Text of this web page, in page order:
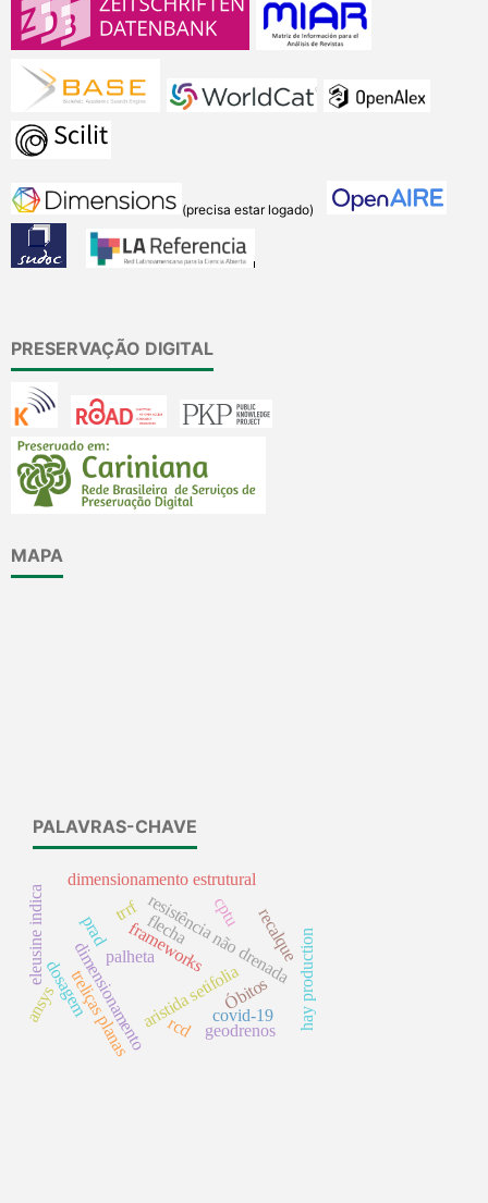
(precisa estar logado)
PRESERVAÇÃO DIGITAL
MAPA
PALAVRAS-CHAVE
frameworks
aristida setifolia
dimensionamento
treliças planas
cptu
palhetaresistência não drenada
dimensionamento estrutural
trrf
Óbitos
covid-19
dosagem
eleusine indica hay production
ansys
flecha
rcd
prad
geodrenos
recalque